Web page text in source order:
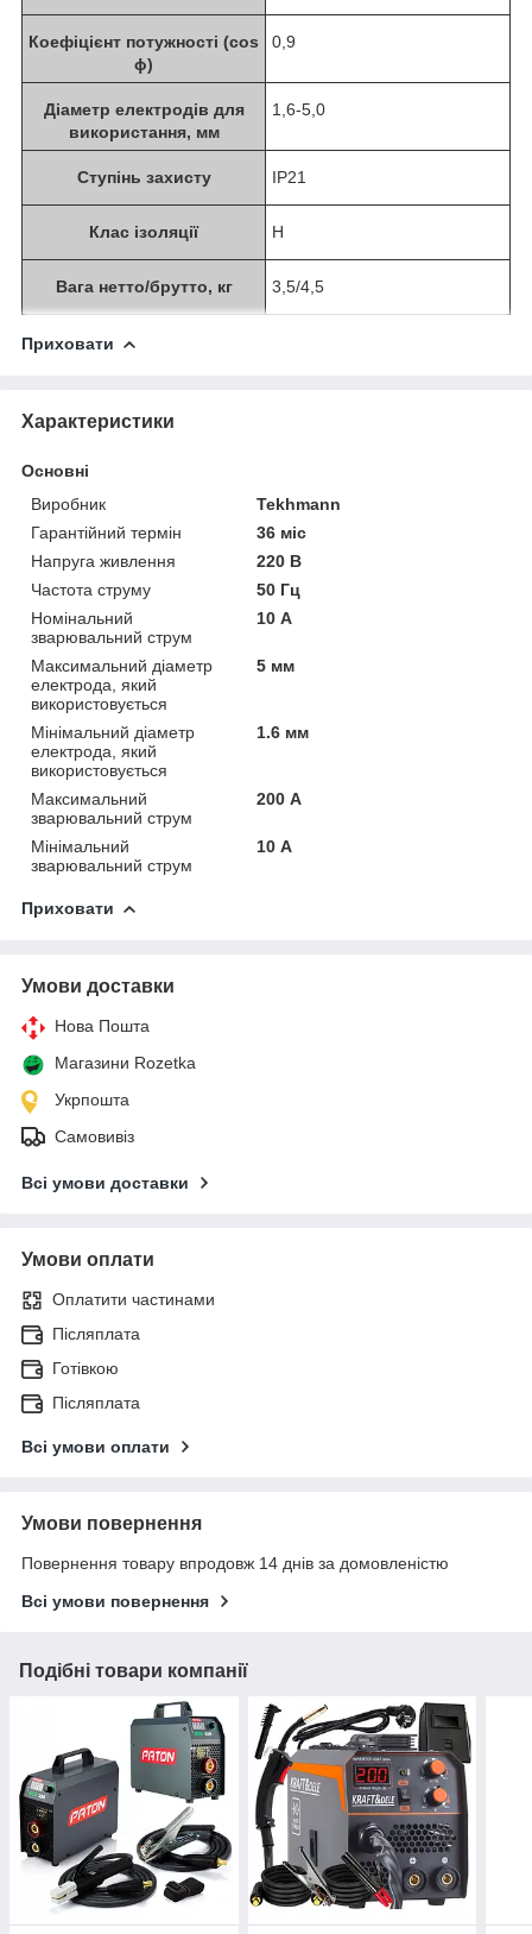
Коефіцієнт потужності (cos
ϕ)
0,9
Діаметр електродів для
використання, мм
1,6-5,0
Ступінь захисту IP21
Клас ізоляції Н
Вага нетто/брутто, кг 3,5/4,5
Приховати
Характеристики
Основні
Виробник
Tekhmann
Гарантійний термін
36 міс
Напруга живлення
220 В
Частота струму
50 Гц
Номінальний
зварювальний струм
10 А
Максимальний діаметр
електрода, який
використовується
5 мм
Мінімальний діаметр
електрода, який
використовується
1.6 мм
Максимальний
зварювальний струм
200 А
Мінімальний
зварювальний струм
10 А
Приховати
Умови доставки
Нова Пошта
Магазини Rozetka
Укрпошта
Самовивіз
Всі умови доставки
Умови оплати
Оплатити частинами
Післяплата
Готівкою
Післяплата
Всі умови оплати
Умови повернення
Повернення товару впродовж 14 днів за домовленістю
Всі умови повернення
Подібні товари компанії